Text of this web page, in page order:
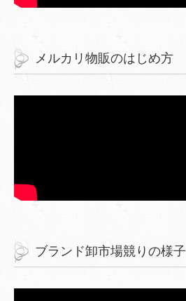
メルカリ物販のはじめ方
ブランド卸市場競りの様子